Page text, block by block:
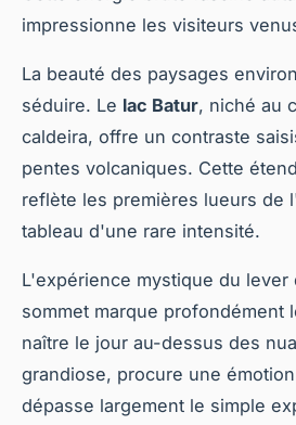
impressionne les visiteurs
La beauté des paysages
séduire. Le lac Batur, niché au
caldeira, offre un contraste
pentes volcaniques. Cette
reflète les premières lueurs de
tableau d'une rare intensité.
L'expérience mystique du lever
sommet marque profondément
naître le jour au-dessus des
grandiose, procure une
dépasse largement le simple